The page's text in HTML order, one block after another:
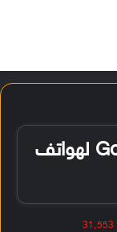
تنزيل تطبيق Google Camera لهواتف
31٬553